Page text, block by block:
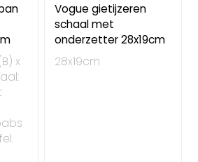
x
Vogue gietijzeren
schaal met
onderzetter 28x19cm
28x19cm